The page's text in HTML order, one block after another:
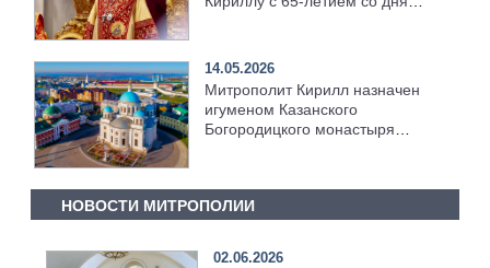
14.05.2026
Митрополит Кирилл назначен
игуменом Казанского
Богородицкого монастыря
НОВОСТИ МИТРОПОЛИИ
02.06.2026